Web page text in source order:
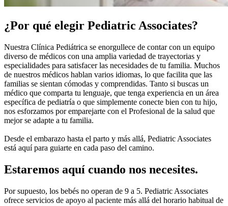
¿Por qué elegir Pediatric Associates?
Nuestra Clínica Pediátrica se enorgullece de contar con un equipo
diverso de médicos con una amplia variedad de trayectorias y
especialidades para satisfacer las necesidades de tu familia. Muchos
de nuestros médicos hablan varios idiomas, lo que facilita que las
familias se sientan cómodas y comprendidas. Tanto si buscas un
médico que comparta tu lenguaje, que tenga experiencia en un área
específica de pediatría o que simplemente conecte bien con tu hijo,
nos esforzamos por emparejarte con el Profesional de la salud que
mejor se adapte a tu familia.
Desde el embarazo hasta el parto y más allá, Pediatric Associates
está aquí para guiarte en cada paso del camino.
Estaremos aquí cuando nos necesites.
Por supuesto, los bebés no operan de 9 a 5. Pediatric Associates
ofrece servicios de apoyo al paciente más allá del horario habitual de